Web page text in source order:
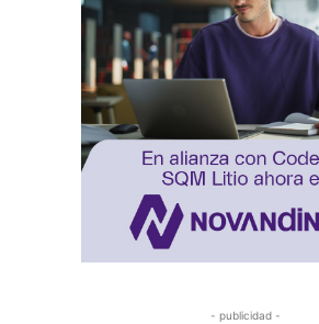
- publicidad -